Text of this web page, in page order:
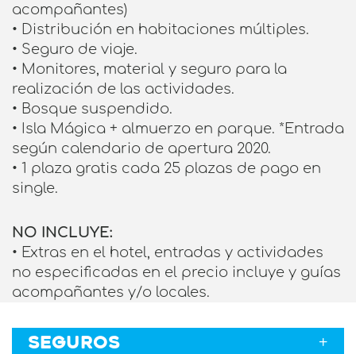
acompañantes)
• Distribución en habitaciones múltiples.
• Seguro de viaje.
• Monitores, material y seguro para la
realización de las actividades.
• Bosque suspendido.
• Isla Mágica + almuerzo en parque. *Entrada
según calendario de apertura 2020.
• 1 plaza gratis cada 25 plazas de pago en
single.
NO INCLUYE:
• Extras en el hotel, entradas y actividades
no especificadas en el precio incluye y guías
acompañantes y/o locales.
SEGUROS